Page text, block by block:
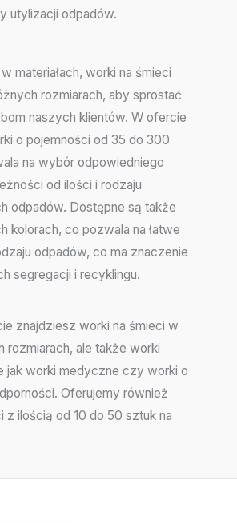
utylizacji odpadów.
materiałach, worki na śmieci
rozmiarach, aby sprostać
naszych klientów. W ofercie
o pojemności od 35 do 300
na wybór odpowiedniego
od ilości i rodzaju
odpadów. Dostępne są także
kolorach, co pozwala na łatwe
odpadów, co ma znaczenie
segregacji i recyklingu.
znajdziesz worki na śmieci w
rozmiarach, ale także worki
jak worki medyczne czy worki o
Oferujemy również
z ilością od 10 do 50 sztuk na